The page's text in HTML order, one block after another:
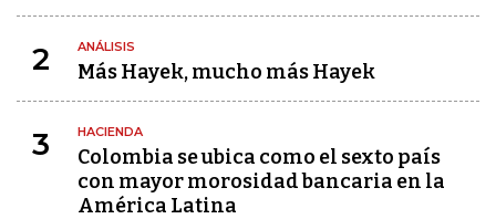
2 ANÁLISIS
Más Hayek, mucho más Hayek
3 HACIENDA
Colombia se ubica como el sexto país
con mayor morosidad bancaria en la
América Latina